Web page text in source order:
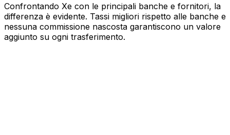
Confrontando Xe con le principali banche e fornitori, la
differenza è evidente. Tassi migliori rispetto alle banche e
nessuna commissione nascosta garantiscono un valore
aggiunto su ogni trasferimento.